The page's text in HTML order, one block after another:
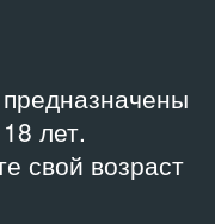
лет.
свой возраст